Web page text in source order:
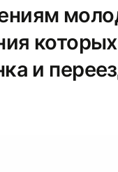
которых
и